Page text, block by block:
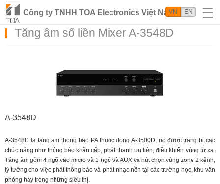
Công ty TNHH TOA Electronics Việt Nam
VN EN
Tăng âm số liền Mixer A-3548D
A-3548D
A-3548D là tăng âm thông báo PA thuộc dòng A-3500D, nó được trang bị các
chức năng như thông báo khẩn cấp, phát thanh ưu tiên, điều khiển vùng từ xa.
Tăng âm gồm 4 ngõ vào micro và 1 ngõ và AUX và nút chọn vùng zone 2 kênh,
lý tưởng cho việc phát thông báo và phát nhạc nền tại các trường học, khu văn
phòng hay trong những siêu thị.